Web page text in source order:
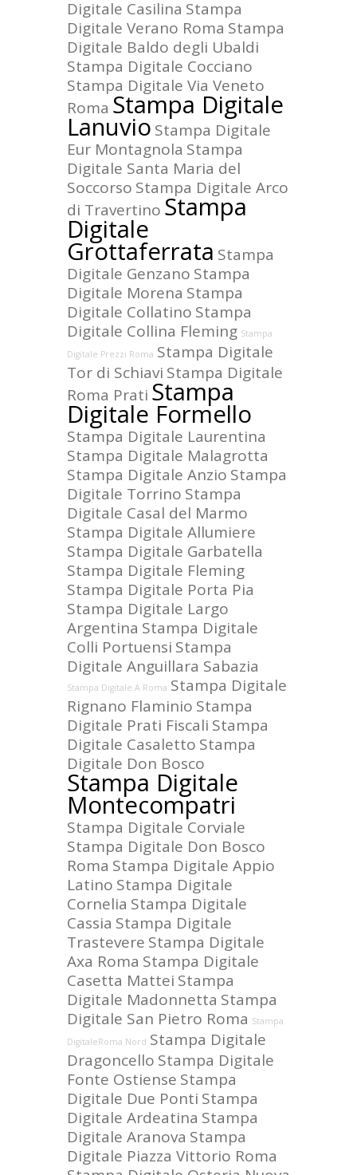
Digitale Casilina Stampa
Digitale Verano Roma Stampa
Digitale Baldo degli Ubaldi
Stampa Digitale Cocciano
Stampa Digitale Via Veneto
Roma Stampa Digitale
Lanuvio Stampa Digitale
Eur Montagnola Stampa
Digitale Santa Maria del
Soccorso Stampa Digitale Arco
di Travertino Stampa
Digitale
Grottaferrata Stampa
Digitale Genzano Stampa
Digitale Morena Stampa
Digitale Collatino Stampa
Digitale Collina Fleming Stampa
Digitale Prezzi Roma Stampa Digitale
Tor di Schiavi Stampa Digitale
Roma Prati Stampa
Digitale Formello
Stampa Digitale Laurentina
Stampa Digitale Malagrotta
Stampa Digitale Anzio Stampa
Digitale Torrino Stampa
Digitale Casal del Marmo
Stampa Digitale Allumiere
Stampa Digitale Garbatella
Stampa Digitale Fleming
Stampa Digitale Porta Pia
Stampa Digitale Largo
Argentina Stampa Digitale
Colli Portuensi Stampa
Digitale Anguillara Sabazia
Stampa Digitale A Roma Stampa Digitale
Rignano Flaminio Stampa
Digitale Prati Fiscali Stampa
Digitale Casaletto Stampa
Digitale Don Bosco
Stampa Digitale
Montecompatri
Stampa Digitale Corviale
Stampa Digitale Don Bosco
Roma Stampa Digitale Appio
Latino Stampa Digitale
Cornelia Stampa Digitale
Cassia Stampa Digitale
Trastevere Stampa Digitale
Axa Roma Stampa Digitale
Casetta Mattei Stampa
Digitale Madonnetta Stampa
Digitale San Pietro Roma Stampa
DigitaleRoma Nord Stampa Digitale
Dragoncello Stampa Digitale
Fonte Ostiense Stampa
Digitale Due Ponti Stampa
Digitale Ardeatina Stampa
Digitale Aranova Stampa
Digitale Piazza Vittorio Roma